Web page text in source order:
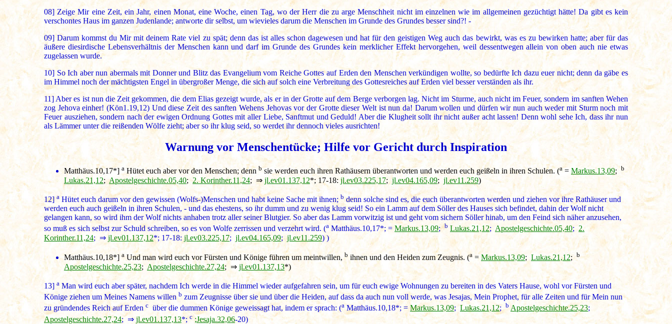
08] Zeige Mir eine Zeit, ein Jahr, einen Monat, eine Woche, einen Tag, wo der Herr die zu arge Menschheit nicht im einzelnen wie im allgemeinen gezüchtigt hätte! Da gibt es kein
verschontes Haus im ganzen Judenlande; antworte dir selbst, um wievieles darum die Menschen im Grunde des Grundes besser sind?! -
09]Darum kommst du Mir mit deinem Rate viel zu spät; denn das ist alles schon dagewesen und hat für den geistigen Weg auch das bewirkt, was es zu bewirken hatte; aber für das
äußere diesirdische Lebensverhältnis der Menschen kann und darf im Grunde des Grundes kein merklicher Effekt hervorgehen, weil dessentwegen allein von oben auch nie etwas
zugelassen wurde.
10] So Ich aber nun abermals mit Donner und Blitz das Evangelium vom Reiche Gottes auf Erden den Menschen verkündigen wollte, so bedürfte Ich dazu euer nicht; denn da gäbe es
im Himmel noch der mächtigsten Engel in übergroßer Menge, die sich auf solch eine Verbreitung des Gottesreiches auf Erden viel besser verständen als ihr.
11]Aber es ist nun die Zeit gekommen, die dem Elias gezeigt wurde, als er in der Grotte auf dem Berge verborgen lag. Nicht im Sturme, auch nicht im Feuer, sondern im sanften Wehen
zog Jehova einher! (Kön1.19,12) Und diese Zeit des sanften Wehens Jehovas vor der Grotte dieser Welt ist nun da! Darum wollen und dürfen wir nun auch weder mit Sturm noch mit
Feuer ausziehen, sondern nach der ewigen Ordnung Gottes mit aller Liebe, Sanftmut und Geduld! Aber die Klugheit sollt ihr nicht außer acht lassen! Denn wohl sehe Ich, dass ihr nun
als Lämmer unter die reißenden Wölfe zieht; aber so ihr klug seid, so werdet ihr dennoch vieles ausrichten!
Warnung vor Menschentücke; Hilfe vor Gericht durch Inspiration
Matthäus.10,17*] a Hütet euch aber vor den Menschen; denn b sie werden euch ihren Rathäusern überantworten und werden euch geißeln in ihren Schulen. (a = Markus.13,09;b
Lukas.21,12;Apostelgeschichte.05,40; 2. Korinther.11,24; ⇒ jl.ev01.137,12*; 17-18: jl.ev03.225,17;jl.ev04.165,09; jl.ev11.259)
12] aHütet euch darum vor den gewissen (Wolfs-)Menschen und habt keine Sache mit ihnen;b denn solche sind es, die euch überantworten werden und ziehen vor ihre Rathäuser und
werden euch auch geißeln in ihren Schulen, - und das ehestens, so ihr dumm und zu wenig klug seid! So ein Lamm auf dem Söller des Hauses sich befindet, dahin der Wolf nicht
gelangen kann, so wird ihm der Wolf nichts anhaben trotz aller seiner Blutgier. So aber das Lamm vorwitzig ist und geht vom sichern Söller hinab, um den Feind sich näher anzusehen,
so muß es sich selbst zur Schuld schreiben, so es von Wolfe zerrissen und verzehrt wird. (a Matthäus.10,17*; = Markus.13,09;b Lukas.21,12; Apostelgeschichte.05,40; 2.
Korinther.11,24; ⇒ jl.ev01.137,12*; 17-18:jl.ev03.225,17; jl.ev04.165,09;jl.ev11.259) )
Matthäus.10,18*] a Und man wird euch vor Fürsten und Könige führen um meintwillen,b ihnen und den Heiden zum Zeugnis. (a = Markus.13,09; Lukas.21,12; b
Apostelgeschichte.25,23; Apostelgeschichte.27,24; ⇒ jl.ev01.137,13*)
13] a Man wird euch aber später, nachdem Ich werde in die Himmel wieder aufgefahren sein, um für euch ewige Wohnungen zu bereiten in des Vaters Hause, wohl vor Fürsten und
Könige ziehen um Meines Namens willenb zum Zeugnisse über sie und über die Heiden, auf dass da auch nun voll werde, was Jesajas, Mein Prophet, für alle Zeiten und für Mein nun
zu gründendes Reich auf Erden c über die dummen Könige geweissagt hat, indem er sprach: (aMatthäus.10,18*; =Markus.13,09;Lukas.21,12;b Apostelgeschichte.25,23;
Apostelgeschichte.27,24; ⇒jl.ev01.137,13*;c ;Jesaja.32,06-20)